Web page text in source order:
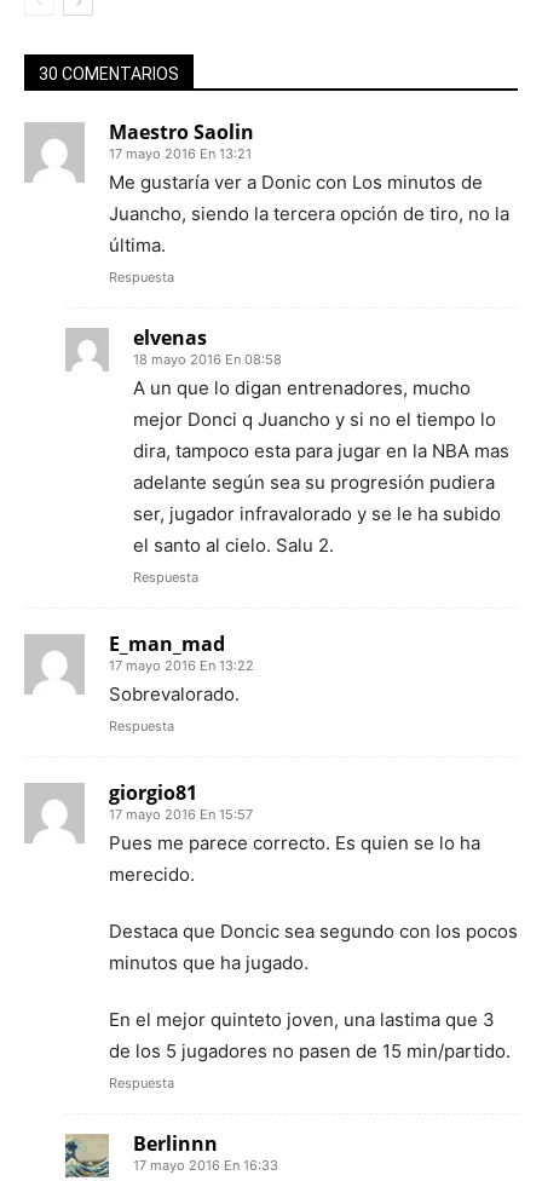
30 COMENTARIOS
Maestro Saolin
17 mayo 2016 En 13:21
Me gustaría ver a Donic con Los minutos de
Juancho, siendo la tercera opción de tiro, no la
última.
Respuesta
elvenas
18 mayo 2016 En 08:58
A un que lo digan entrenadores, mucho
mejor Donci q Juancho y si no el tiempo lo
dira, tampoco esta para jugar en la NBA mas
adelante según sea su progresión pudiera
ser, jugador infravalorado y se le ha subido
el santo al cielo. Salu 2.
Respuesta
E_man_mad
17 mayo 2016 En 13:22
Sobrevalorado.
Respuesta
giorgio81
17 mayo 2016 En 15:57
Pues me parece correcto. Es quien se lo ha
merecido.
Destaca que Doncic sea segundo con los pocos
minutos que ha jugado.
En el mejor quinteto joven, una lastima que 3
de los 5 jugadores no pasen de 15 min/partido.
Respuesta
Berlinnn
17 mayo 2016 En 16:33